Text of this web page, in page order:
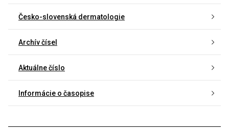
Česko-slovenská dermatologie
Archív čísel
Aktuálne číslo
Informácie o časopise